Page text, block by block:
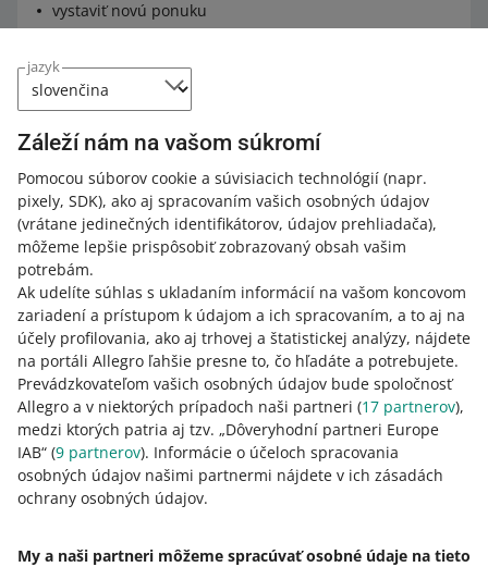
jazyk
Záleží nám na vašom súkromí
Pomocou súborov cookie a súvisiacich technológií (napr.
pixely, SDK), ako aj spracovaním vašich osobných údajov
(vrátane jedinečných identifikátorov, údajov prehliadača),
môžeme lepšie prispôsobiť zobrazovaný obsah vašim
potrebám.
Ak udelíte súhlas s ukladaním informácií na vašom koncovom
zariadení a prístupom k údajom a ich spracovaním, a to aj na
účely profilovania, ako aj trhovej a štatistickej analýzy, nájdete
na portáli Allegro ľahšie presne to, čo hľadáte a potrebujete.
Prevádzkovateľom vašich osobných údajov bude spoločnosť
Allegro a v niektorých prípadoch naši partneri (17 partnerov),
medzi ktorých patria aj tzv. „Dôveryhodní partneri Europe
IAB“ (9 partnerov). Informácie o účeloch spracovania
osobných údajov našimi partnermi nájdete v ich zásadách
ochrany osobných údajov.
My a naši partneri môžeme spracúvať osobné údaje na tieto
vystaviť novú ponuku
znovu vystaviť ponuky.
formulára na vystavenie, rozhrania API a karty
Pri ktorých ponukách je
parameter EAN povinný
V nižšie uvedenom zozname
skontrolujte, či v kategórii, v ktorej
vystavujete, ho požadujeme.
Stiahnuť zoznam.
Dôležité:Organizácia GS1je jediným
spoľahlivým zdrojom správnych EAN